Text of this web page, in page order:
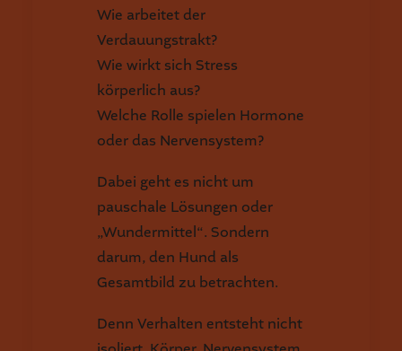
Wie arbeitet der
Verdauungstrakt?
Wie wirkt sich Stress
körperlich aus?
Welche Rolle spielen Hormone
oder das Nervensystem?
Dabei geht es nicht um
pauschale Lösungen oder
„Wundermittel“. Sondern
darum, den Hund als
Gesamtbild zu betrachten.
Denn Verhalten entsteht nicht